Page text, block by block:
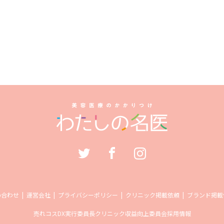
わせ 運営会社 プライバシーポリシー クリニック掲載依頼 ブランド掲
売れコスDX実行委員長クリニック収益向上委員会採用情報